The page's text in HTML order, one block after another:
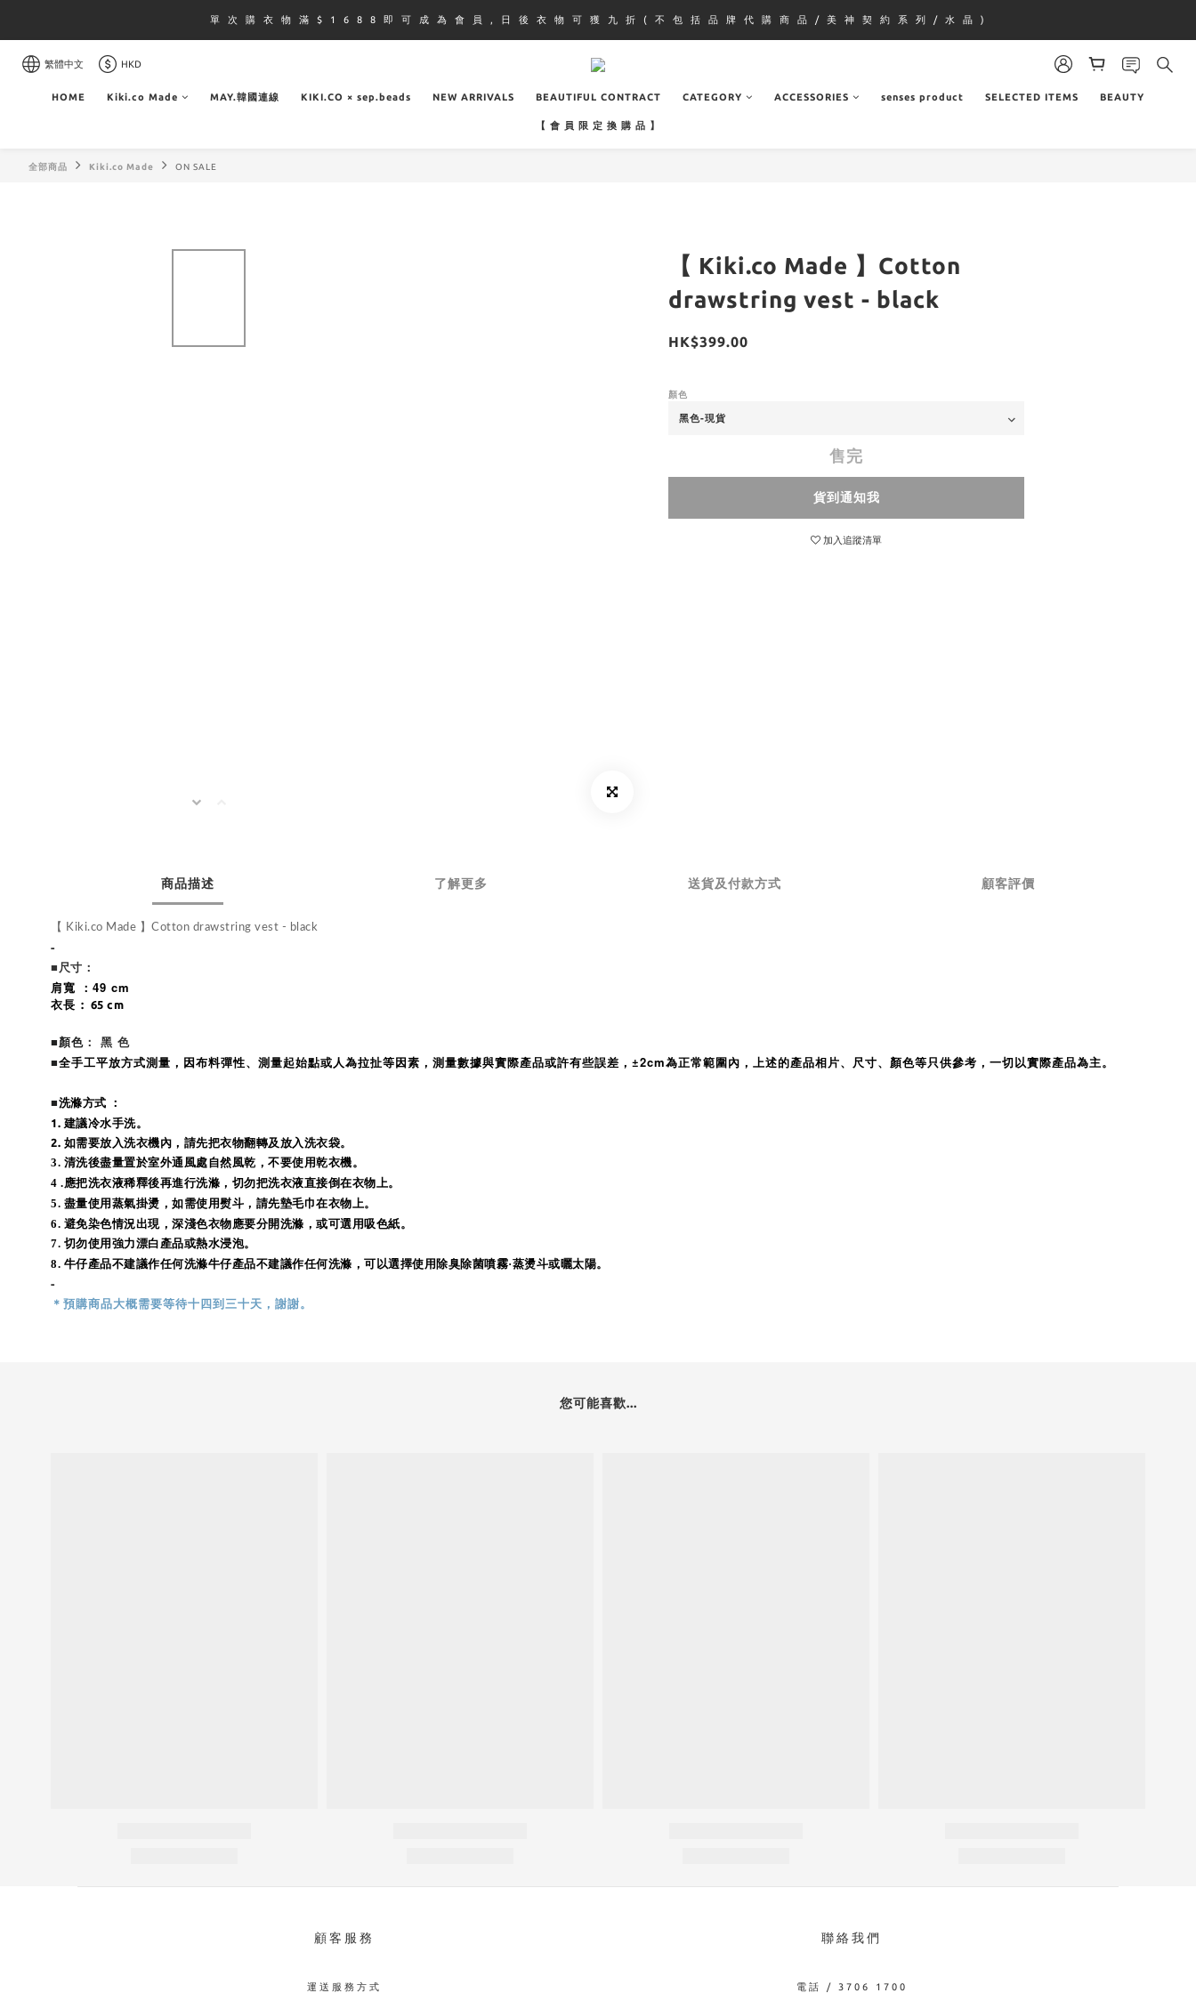
單 次 購 衣 物 滿 $ 1 6 8 8 即 可 成 為 會 員 , 日 後 衣 物 可 獲 九 折 ( 不 包 括 品 牌 代 購 商 品 / 美 神 契 約 系 列 / 水 晶 )
繁體中文 HKD
HOME Kiki.co Made MAY.韓國連線 KIKI.CO × sep.beads NEW ARRIVALS BEAUTIFUL CONTRACT CATEGORY ACCESSORIES senses product SELECTED ITEMS BEAUTY
【 會 員 限 定 換 購 品 】
全部商品 Kiki.co Made ON SALE
【 Kiki.co Made 】Cotton
drawstring vest - black
HK$399.00
顏色
售完
貨到通知我
加入追蹤清單
商品描述 了解更多 送貨及付款方式 顧客評價
【 Kiki.co Made 】Cotton drawstring vest - black
-
■尺寸 ：
肩寬 ：49 cm
衣長 : 65 cm
■ 顏色： 黑 色
■全手工平放方式測量，因布料彈性、測量起始點或人為拉扯等因素，測量數據與實際產品或許有些誤差， ±2cm為正常範圍內， 上述的產品相片、尺寸、顏色等只供參考，一切以實際產品為主。
■洗滌方式 ：
1. 建議冷水手洗。
2. 如需要放入洗衣機內，請先把衣物翻轉及放入洗衣袋。
3. 清洗後盡量置於室外通風處自然風乾，不要使用乾衣機。
4 .應把洗衣液稀釋後再進行洗滌，切勿把洗衣液直接倒在衣物上。
5. 盡量使用蒸氣掛燙，如需使用熨斗，請先墊毛巾在衣物上。
6. 避免染色情況出現，深淺色衣物應要分開洗滌，或可選用吸色紙。
7. 切勿使用強力漂白產品或熱水浸泡。
8. 牛仔產品不建議作任何洗滌牛仔產品不建議作任何洗滌，可以選擇使用除臭除菌噴霧·蒸燙斗或曬太陽。
-
＊預購商品大概需要等待十四到三十天，謝謝。
您可能喜歡...
顧客服務
運送服務方式
聯絡我們
電話 / 3706 1700